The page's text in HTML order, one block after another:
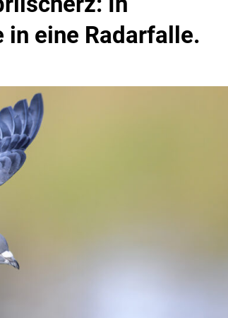
in eine Radarfalle.